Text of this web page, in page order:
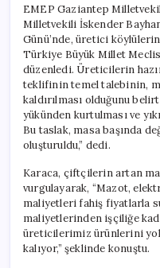
EMEP Gaziantep
Milletvekili İskender
Günü’nde, üretici
Türkiye Büyük Millet
düzenledi. Üreticilerin
teklifinin temel talebinin,
kaldırılması olduğunu
yükünden kurtulması ve
Bu taslak, masa başında
oluşturuldu,” dedi.
Karaca, çiftçilerin artan
vurgulayarak, “Mazot,
maliyetleri fahiş fiyatlarla
maliyetlerinden işçiliğe
üreticilerimiz ürünlerini
kalıyor,” şeklinde konuştu.